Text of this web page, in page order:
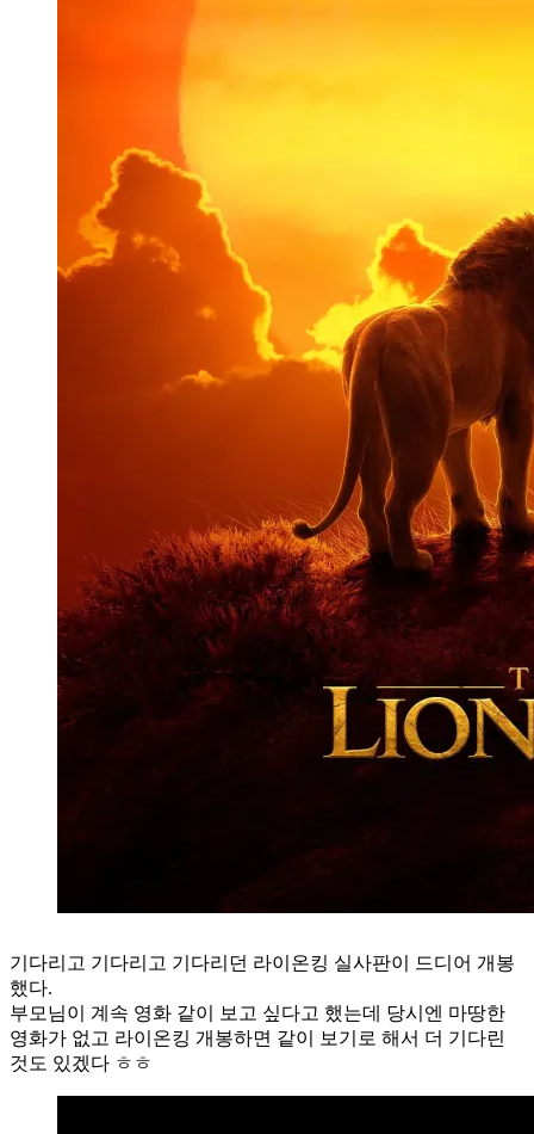
기다리고 기다리고 기다리던 라이온킹 실사판이 드디어 개봉
했다.
부모님이 계속 영화 같이 보고 싶다고 했는데 당시엔 마땅한
영화가 없고 라이온킹 개봉하면 같이 보기로 해서 더 기다린
것도 있겠다 ㅎㅎ